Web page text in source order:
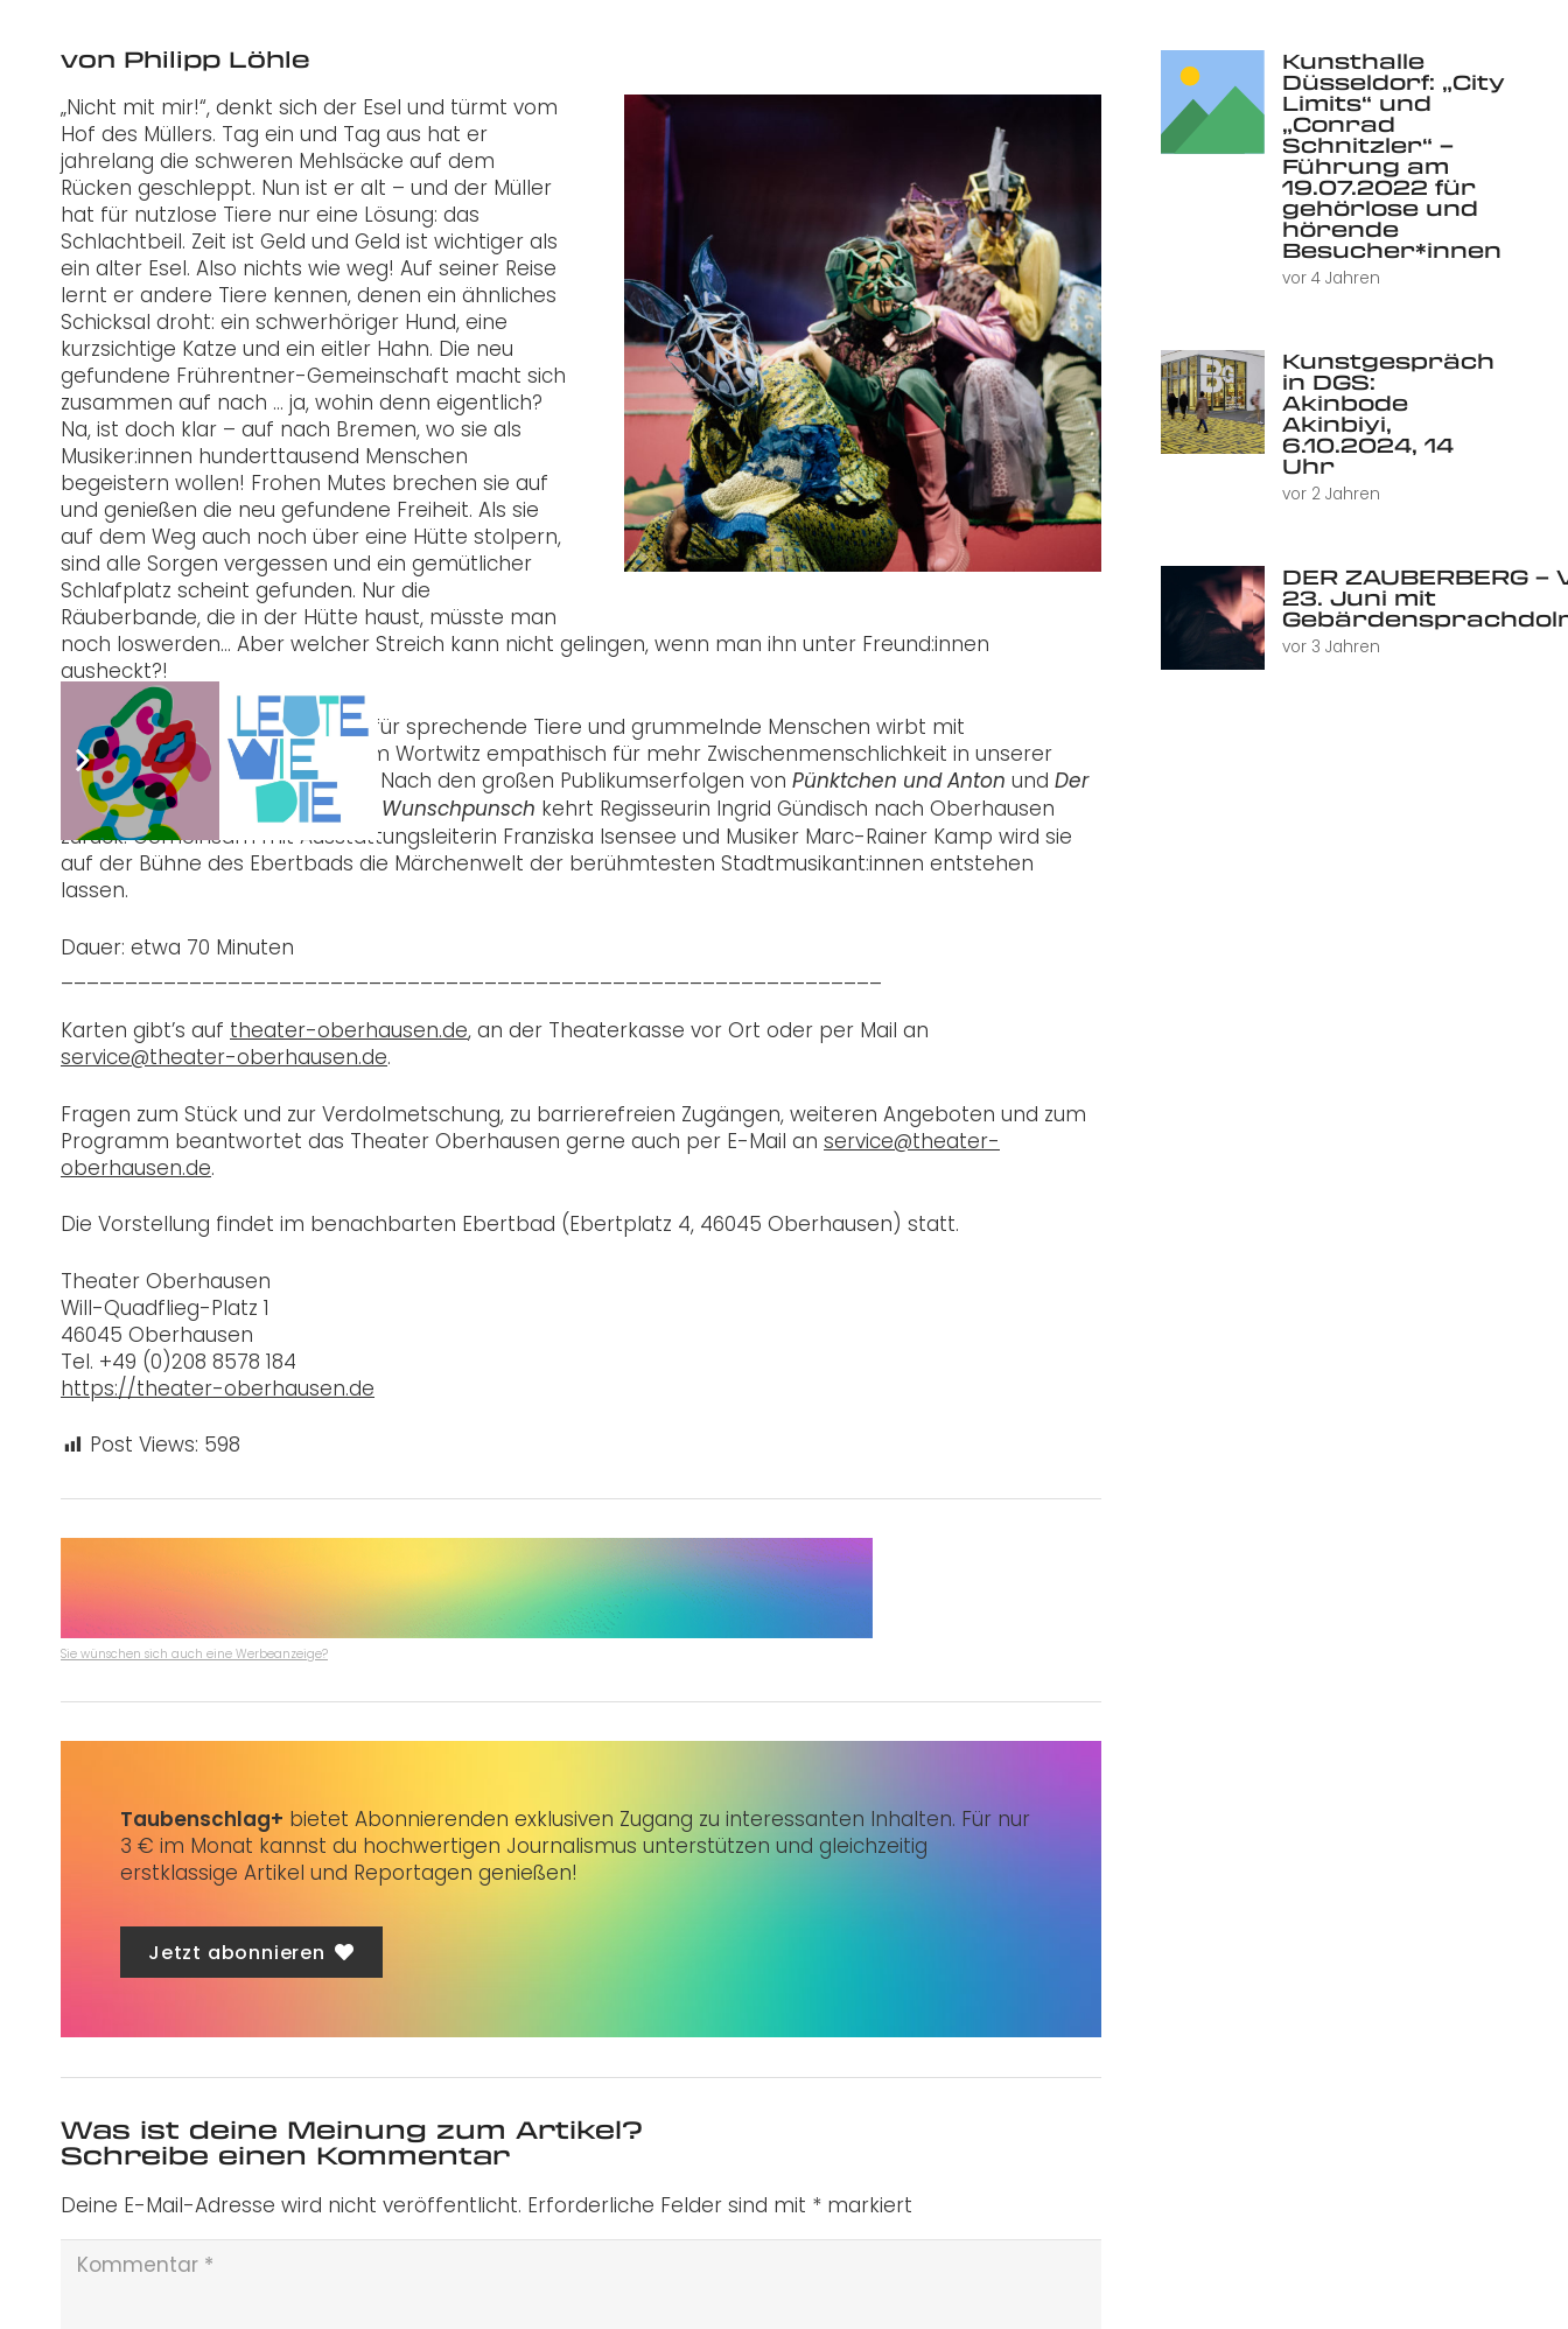
von Philipp Löhle
„Nicht mit mir!“, denkt sich der Esel und türmt vom
Hof des Müllers. Tag ein und Tag aus hat er
jahrelang die schweren Mehlsäcke auf dem
Rücken geschleppt. Nun ist er alt – und der Müller
hat für nutzlose Tiere nur eine Lösung: das
Schlachtbeil. Zeit ist Geld und Geld ist wichtiger als
ein alter Esel. Also nichts wie weg! Auf seiner Reise
lernt er andere Tiere kennen, denen ein ähnliches
Schicksal droht: ein schwerhöriger Hund, eine
kurzsichtige Katze und ein eitler Hahn. Die neu
gefundene Frührentner-Gemeinschaft macht sich
zusammen auf nach … ja, wohin denn eigentlich?
Na, ist doch klar – auf nach Bremen, wo sie als
Musiker:innen hunderttausend Menschen
begeistern wollen! Frohen Mutes brechen sie auf
und genießen die neu gefundene Freiheit. Als sie
auf dem Weg auch noch über eine Hütte stolpern,
sind alle Sorgen vergessen und ein gemütlicher
Schlafplatz scheint gefunden. Nur die
Räuberbande, die in der Hütte haust, müsste man
noch loswerden… Aber welcher Streich kann nicht gelingen, wenn man ihn unter Freund:innen
ausheckt?!
Philipp Löhles Märchenfassung für sprechende Tiere und grummelnde Menschen wirbt mit
Situationskomik und großartigem Wortwitz empathisch für mehr Zwischenmenschlichkeit in unserer
stark leistungsorientierten Welt. Nach den großen Publikumserfolgen von Pünktchen und Anton und Der
satanarchäolügenialkohöllische Wunschpunsch kehrt Regisseurin Ingrid Gündisch nach Oberhausen
zurück. Gemeinsam mit Ausstattungsleiterin Franziska Isensee und Musiker Marc-Rainer Kamp wird sie
auf der Bühne des Ebertbads die Märchenwelt der berühmtesten Stadtmusikant:innen entstehen
lassen.
Dauer: etwa 70 Minuten
Karten gibt’s auf theater-oberhausen.de, an der Theaterkasse vor Ort oder per Mail an
service@theater-oberhausen.de.
Fragen zum Stück und zur Verdolmetschung, zu barrierefreien Zugängen, weiteren Angeboten und zum
Programm beantwortet das Theater Oberhausen gerne auch per E-Mail an service@theater-
oberhausen.de.
Die Vorstellung findet im benachbarten Ebertbad (Ebertplatz 4, 46045 Oberhausen) statt.
Theater Oberhausen
Will-Quadflieg-Platz 1
46045 Oberhausen
Tel. +49 (0)208 8578 184
https://theater-oberhausen.de
Post Views: 598
Sie wünschen sich auch eine Werbeanzeige?
Taubenschlag+ bietet Abonnierenden exklusiven Zugang zu interessanten Inhalten. Für nur
3 € im Monat kannst du hochwertigen Journalismus unterstützen und gleichzeitig
erstklassige Artikel und Reportagen genießen!
Jetzt abonnieren
Was ist deine Meinung zum Artikel?
Schreibe einen Kommentar
Deine E-Mail-Adresse wird nicht veröffentlicht. Erforderliche Felder sind mit * markiert
Kunsthalle
Düsseldorf: „City
Limits“ und
„Conrad
Schnitzler“ –
Führung am
19.07.2022 für
gehörlose und
hörende
Besucher*innen
vor 4 Jahren
Kunstgespräch
in DGS:
Akinbode
Akinbiyi,
6.10.2024, 14
Uhr
vor 2 Jahren
DER ZAUBERBERG
23. Juni mit
vor 3 Jahren